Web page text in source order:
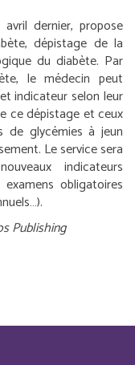
dernier, propose
dépistage de la
du diabète. Par
le médecin peut
indicateur selon leur
ce dépistage et ceux
de glycémies à jeun
Le service sera
indicateurs
obligatoires
Publishing